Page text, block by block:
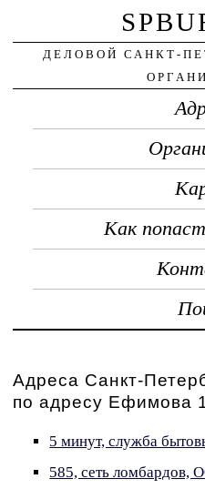
ДЕЛОВОЙ САНКТ-
Как
Адреса Санкт-
по адресу Ефимова
5 минут, служба
585, сеть ломбардов,